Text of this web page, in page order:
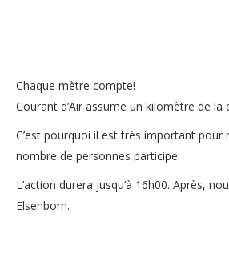
Chaque mètre compte!
Courant d’Air assume un kilomètre de la
C’est pourquoi il est très important pour
nombre de personnes participe.
L’action durera jusqu’à 16h00. Après,
Elsenborn.